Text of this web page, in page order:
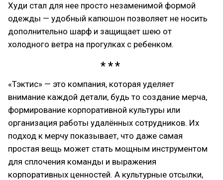
Худи стал для нее просто незаменимой формой
одежды — удобный капюшон позволяет не носить
дополнительно шарф и защищает шею от
холодного ветра на прогулках с ребенком.
«Тэктис» — это компания, которая уделяет
внимание каждой детали, будь то создание мерча,
формирование корпоративной культуры или
организация работы удалённых сотрудников. Их
подход к мерчу показывает, что даже самая
простая вещь может стать мощным инструментом
для сплочения команды и выражения
корпоративных ценностей. А культурные отсылки,